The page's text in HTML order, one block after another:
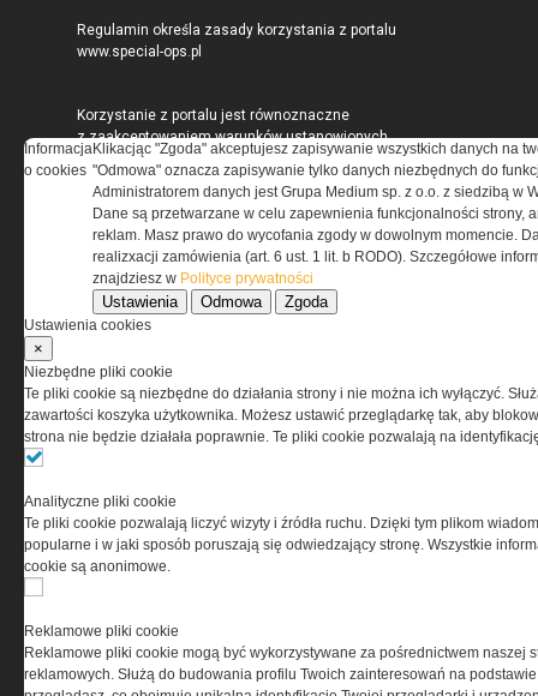
Regulamin określa zasady korzystania z portalu
www.special-ops.pl
Korzystanie z portalu jest równoznaczne
z zaakceptowaniem warunków ustanowionych
przez Grupa MEDIUM Spółka z ograniczoną
odpowiedzialnością Spółka komandytowa, nr KRS:
0000537655, NIP 1132860378, REGON 146393437
(zwana dalej Grupa MEDIUM) w postaci Regulaminu.
Przeczytaj regulamin
PRYWATNOŚĆ
w celu świadczenia usług na najwyższym poziomie,
w tym w sposób dostosowany do indywidualnych potrzeb.
Korzystanie z witryny bez zmiany ustawień dotyczących
cookies oznacza, że będą one zamieszczane w Twoim
cookies. Nim Państwo zaczną korzystać z naszego
serwisu prosimy o zapoznanie się z nasząpolityką
prywatności orazinformacją o cookies.
Informacja
o cookies
Klikacjąc "Zgoda" akceptujesz zapisywanie wszystkich danych na
"Odmowa" oznacza zapisywanie tylko danych niezbędnych do
Administratorem danych jest Grupa Medium sp. z o.o. z siedzibą w
Dane są przetwarzane w celu zapewnienia funkcjonalności strony,
reklam. Masz prawo do wycofania zgody w dowolnym momencie.
realizxacji zamówienia (art. 6 ust. 1 lit. b RODO). Szczegółowe
znajdziesz w Polityce prywatności
Ustawienia Odmowa Zgoda
Ustawienia cookies
×
Niezbędne pliki cookie
Te pliki cookie są niezbędne do działania strony i nie można ich wyłączyć.
zawartości koszyka użytkownika. Możesz ustawić przeglądarkę tak, aby
strona nie będzie działała poprawnie. Te pliki cookie pozwalają na
Analityczne pliki cookie
Te pliki cookie pozwalają liczyć wizyty i źródła ruchu. Dzięki tym plikom
popularne i w jaki sposób poruszają się odwiedzający stronę. Wszystkie
cookie są anonimowe.
Reklamowe pliki cookie
Reklamowe pliki cookie mogą być wykorzystywane za pośrednictwem naszej
reklamowych. Służą do budowania profilu Twoich zainteresowań na